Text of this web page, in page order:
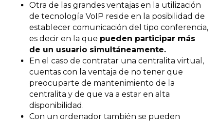
Otra de las grandes ventajas en la utilización
de tecnología VoIP reside en la posibilidad de
establecer comunicación del tipo conferencia,
es decir en la que pueden participar más
de un usuario simultáneamente.
En el caso de contratar una centralita virtual,
cuentas con la ventaja de no tener que
preocuparte de mantenimiento de la
centralita y de que va a estar en alta
disponibilidad.
Con un ordenador también se pueden